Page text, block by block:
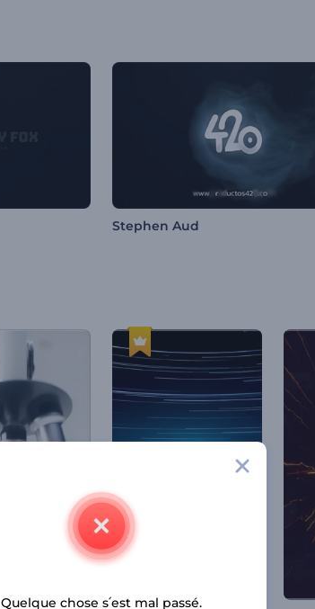
Stephen Aud
Quelque chose s՛est mal passé.